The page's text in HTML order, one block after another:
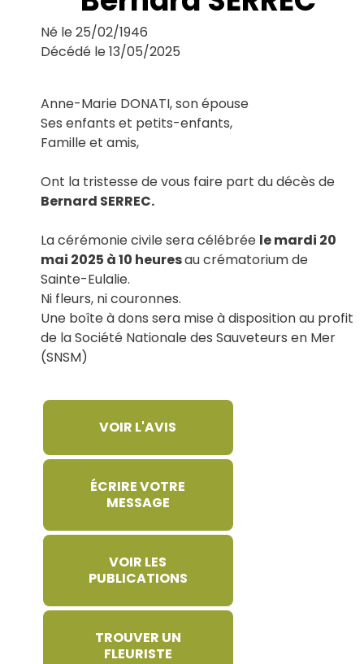
Le Taillan-Médoc
Lormont
Martignas-sur-Jalle
Parempuyre
Pessac
Saint-Aubin-de-Médoc
Saint-Louis-de-Montferrand
Saint-Vincent-de-Paul
Talence
Né le 25/02/1946
Décédé le 13/05/2025
Anne-Marie DONATI, son épouse
Ses enfants et petits-enfants,
Famille et amis,
Ont la tristesse de vous faire part du décès de
Bernard SERREC.
La cérémonie civile sera célébrée le mardi 20
mai 2025 à 10 heuresau crématorium de
Sainte-Eulalie.
Ni fleurs, ni couronnes.
Une boîte à dons sera mise à disposition au profit
de la Société Nationale des Sauveteurs en Mer
(SNSM)
VOIR L'AVIS
ÉCRIRE VOTRE
MESSAGE
VOIR LES
PUBLICATIONS
TROUVER UN
FLEURISTE